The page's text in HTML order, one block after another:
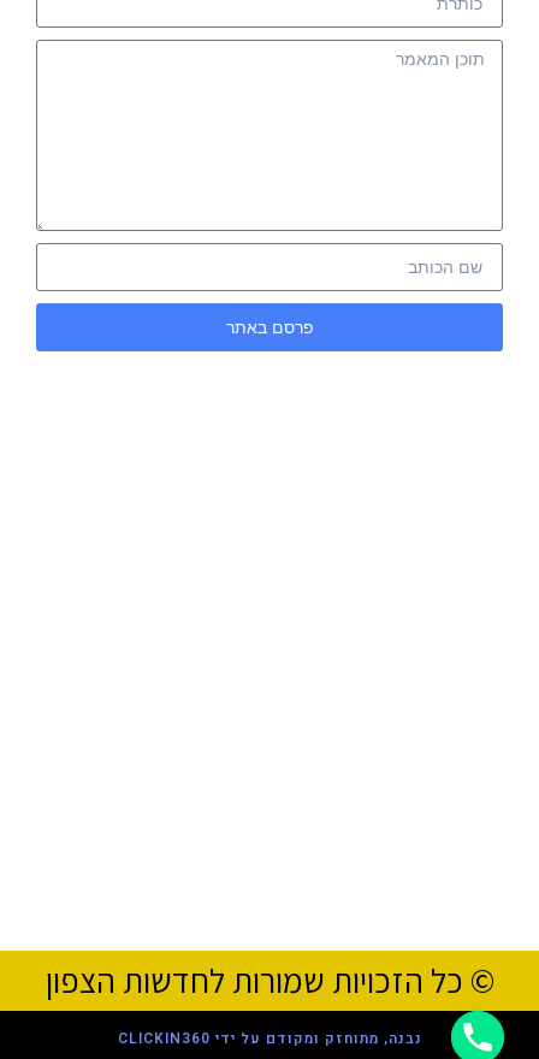
פרסם באתר
© כל הזכויות שמורות לחדשות הצפון
נבנה, מתוחזק ומקודם על ידי CLICKIN360